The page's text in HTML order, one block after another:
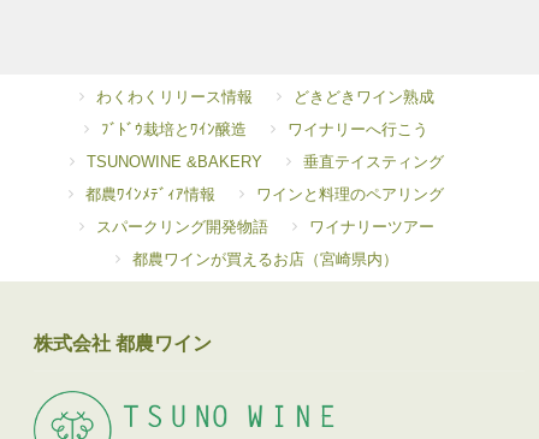
わくわくリリース情報
どきどきワイン熟成
ﾌﾞﾄﾞｳ栽培とﾜｲﾝ醸造
ワイナリーへ行こう
TSUNOWINE &BAKERY
垂直テイスティング
都農ﾜｲﾝﾒﾃﾞｨｱ情報
ワインと料理のペアリング
スパークリング開発物語
ワイナリーツアー
都農ワインが買えるお店（宮崎県内）
株式会社 都農ワイン